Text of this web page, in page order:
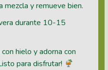
mezcla y remueve bien.
durante 10-15
hielo y adorna con
para disfrutar!